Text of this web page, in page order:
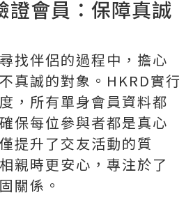
證會員：保障真誠
找伴侶的過程中，擔心
真誠的對象。HKRD實行
，所有單身會員資料都
保每位參與者都是真心
提升了交友活動的質
親時更安心，專注於了
關係。